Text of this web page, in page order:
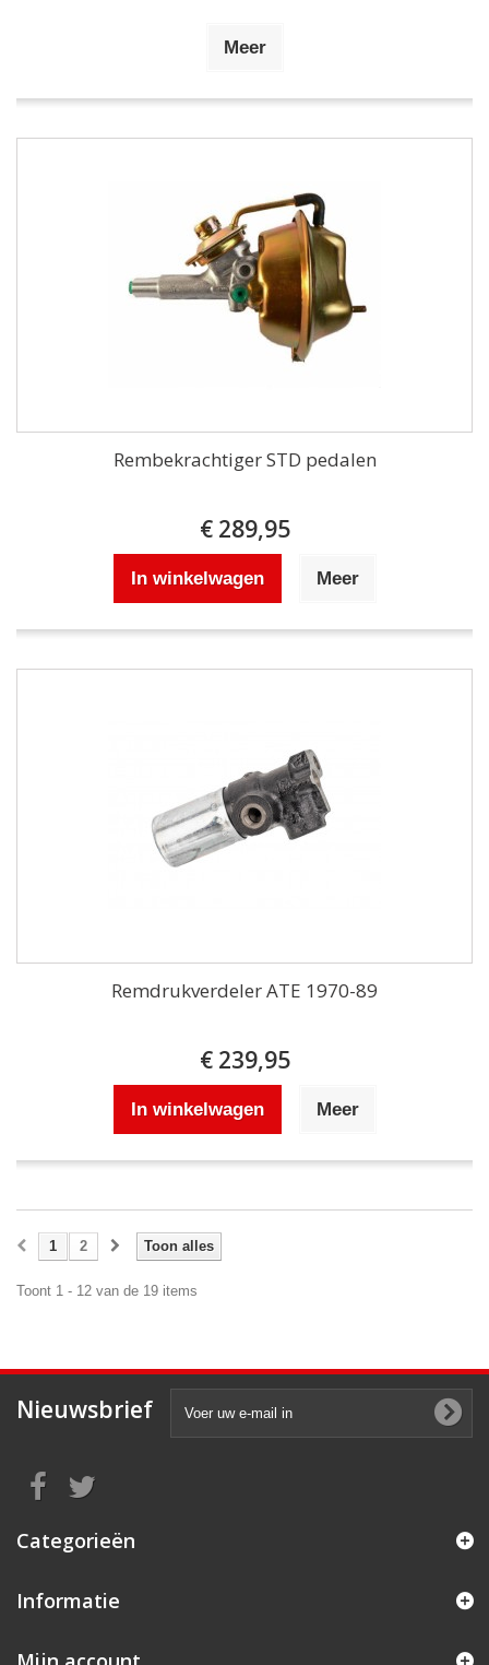
Meer
Rembekrachtiger STD pedalen
€ 289,95
In winkelwagen Meer
Remdrukverdeler ATE 1970-89
€ 239,95
In winkelwagen Meer
Toon alles
1 2
Toont 1 - 12 van de 19 items
Nieuwsbrief
Categorieën
Informatie